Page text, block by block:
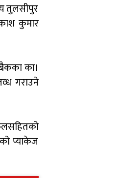
तुलसीपुर
कुमार
का।
गराउने
प्याकेज